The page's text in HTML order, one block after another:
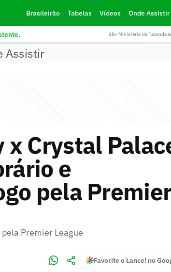
Brasileirão Tabelas Vídeos Onde Assistir
18+ Ministério da Fazenda
Assistir
x Crystal
e
pela
Premier League
Favorite o Lance! no